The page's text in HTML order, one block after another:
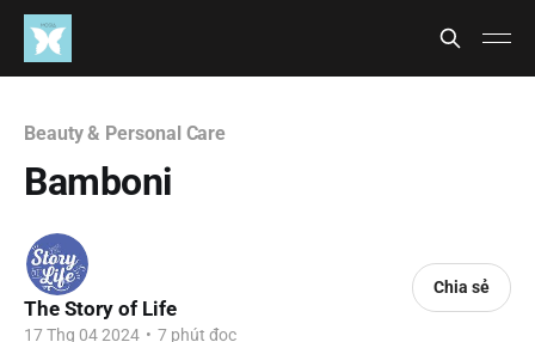
Beauty & Personal Care
Bamboni
The Story of Life
17 Thg 04 2024 • 7 phút đọc
Chia sẻ